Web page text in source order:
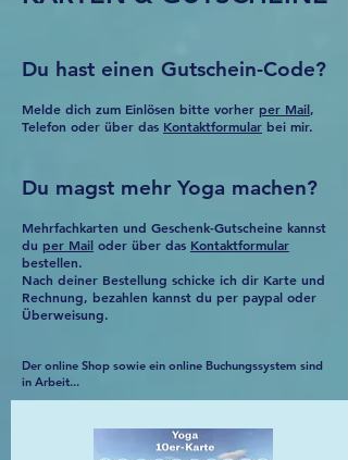
Du hast einen Gutschein-Code?
Melde dich zum Einlösen bitte vorher per Mail,
Telefon oder über das Kontaktformular bei mir.
Du magst mehr Yoga machen?
Mehrfachkarten und Geschenk-Gutscheine kannst
du per Mail oder über das Kontaktformular
bestellen.
Nach deiner Bestellung schicke ich dir Karte und
Rechnung, bezahlen kannst du per paypal oder
Überweisung.
Der online Shop sowie ein online Buchungssystem sind
in Arbeit...